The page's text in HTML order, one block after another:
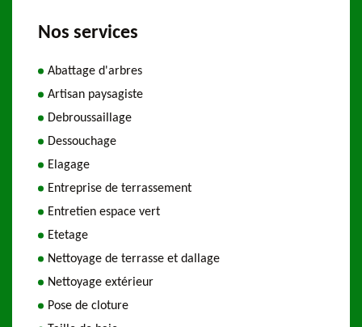
Nos services
Abattage d'arbres
Artisan paysagiste
Debroussaillage
Dessouchage
Elagage
Entreprise de terrassement
Entretien espace vert
Etetage
Nettoyage de terrasse et dallage
Nettoyage extérieur
Pose de cloture